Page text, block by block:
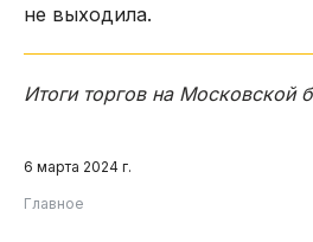
не выходила.
Итоги торгов на Московской
6 марта 2024 г.
Главное